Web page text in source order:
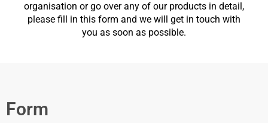
organisation or go over any of our products in detail,
please fill in this form and we will get in touch with
you as soon as possible.
Form